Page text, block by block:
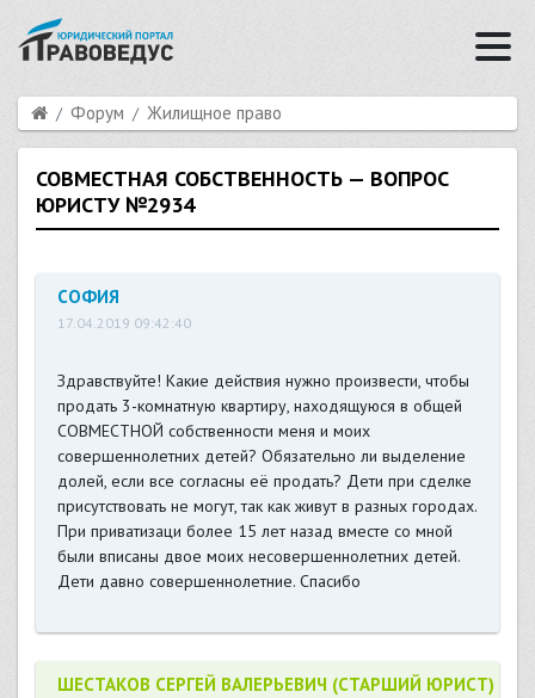
Форум Жилищное право
СОВМЕСТНАЯ СОБСТВЕННОСТЬ — ВОПРОС
ЮРИСТУ №2934
СОФИЯ
17.04.2019 09:42:40
Здравствуйте! Какие действия нужно произвести, чтобы
продать 3-комнатную квартиру, находящуюся в общей
СОВМЕСТНОЙ собственности меня и моих
совершеннолетних детей? Обязательно ли выделение
долей, если все согласны её продать? Дети при сделке
присутствовать не могут, так как живут в разных городах.
При приватизаци более 15 лет назад вместе со мной
были вписаны двое моих несовершеннолетних детей.
Дети давно совершеннолетние. Спасибо
ШЕСТАКОВ СЕРГЕЙ ВАЛЕРЬЕВИЧ (СТАРШИЙ ЮРИСТ)